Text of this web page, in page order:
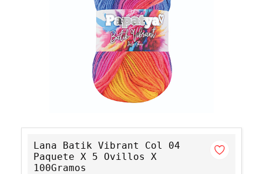
Lana Batik Vibrant Col 04
Paquete X 5 Ovillos X
100Gramos